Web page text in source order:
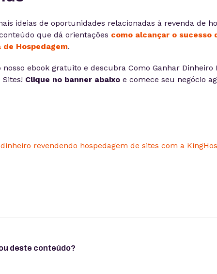
ideias de oportunidades relacionadas à revenda de
que dá orientações como alcançar o sucesso
de Hospedagem.
ebook gratuito e descubra Como Ganhar Dinheiro
Sites! Clique no banner abaixo e comece seu negócio
deste conteúdo?